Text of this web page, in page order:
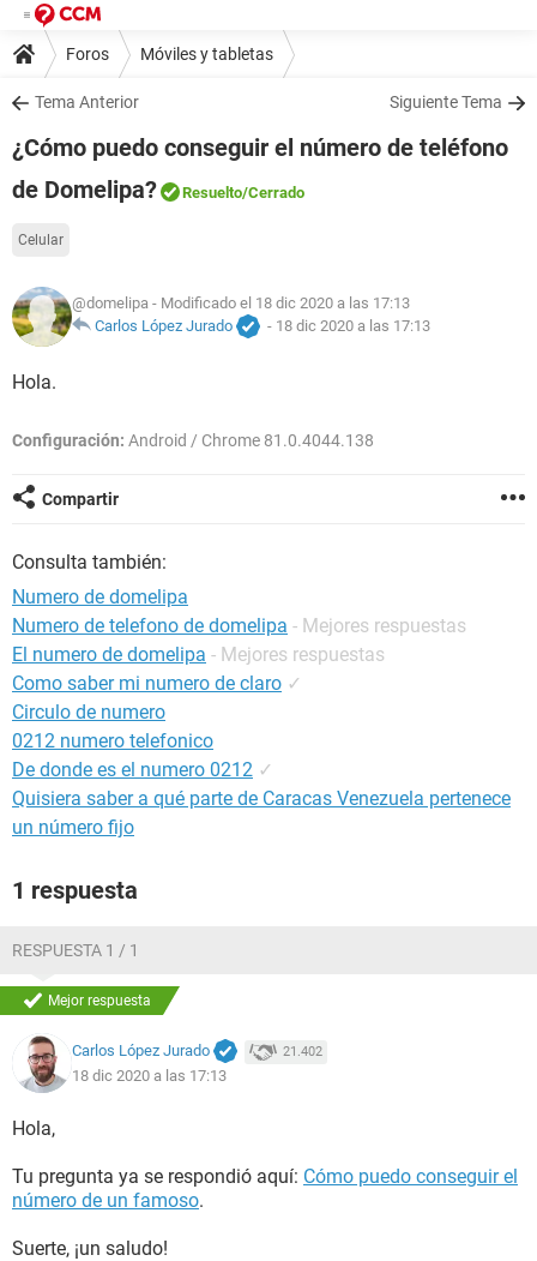
Foros Móviles y tabletas
Tema Anterior Siguiente Tema
¿Cómo puedo conseguir el número de teléfono
de Domelipa?
Resuelto/Cerrado
Celular
@domelipa - Modificado el 18 dic 2020 a las 17:13
Carlos López Jurado
- 18 dic 2020 a las 17:13
Hola.
Configuración: Android / Chrome 81.0.4044.138
Compartir
Consulta también:
Numero de domelipa
Numero de telefono de domelipa - Mejores respuestas
El numero de domelipa - Mejores respuestas
Como saber mi numero de claro ✓
Circulo de numero
0212 numero telefonico
De donde es el numero 0212 ✓
Quisiera saber a qué parte de Caracas Venezuela pertenece
un número fijo
1 respuesta
RESPUESTA 1 / 1
Mejor respuesta
Carlos López Jurado 21.402
18 dic 2020 a las 17:13
Hola,
Tu pregunta ya se respondió aquí: Cómo puedo conseguir el
número de un famoso.
Suerte, ¡un saludo!